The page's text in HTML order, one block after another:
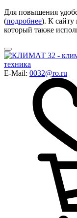
Для повышения
(подробнее). К сайту
который также
техника
E-Mail: 0032@ro.ru